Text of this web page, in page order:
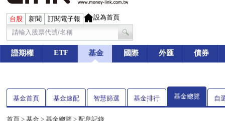
台股 新聞 訂閱電子報 設為首頁
證期權 ETF 基金 國際 外匯 債券
基金首頁 基金速配 智慧篩選 基金排行 基金總覽 自
首頁 > 基金 > 基金總覽 > 配息記錄